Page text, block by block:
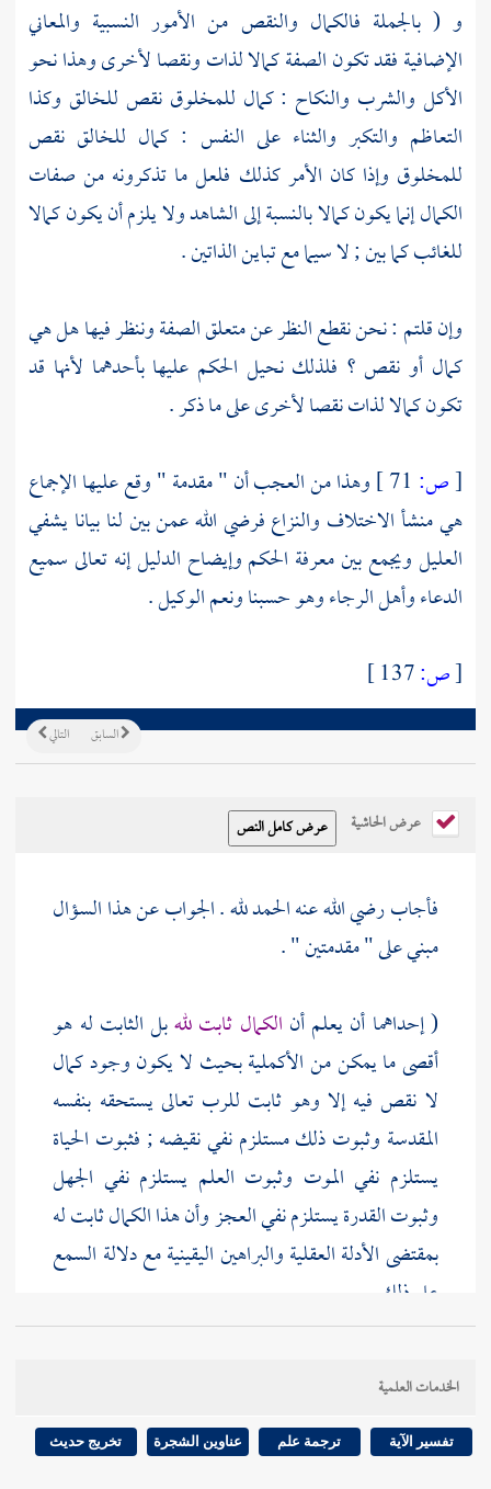
و ( بالجملة فالكمال والنقص من الأمور النسبية والمعاني
الإضافية فقد تكون الصفة كمالا لذات ونقصا لأخرى وهذا نحو
الأكل والشرب والنكاح : كمال للمخلوق نقص للخالق وكذا
التعاظم والتكبر والثناء على النفس : كمال للخالق نقص
للمخلوق وإذا كان الأمر كذلك فلعل ما تذكرونه من صفات
الكمال إنما يكون كمالا بالنسبة إلى الشاهد ولا يلزم أن يكون كمالا
للغائب كما بين ; لا سيما مع تباين الذاتين .
وإن قلتم : نحن نقطع النظر عن متعلق الصفة وننظر فيها هل هي
كمال أو نقص ؟ فلذلك نحيل الحكم عليها بأحدهما لأنها قد
تكون كمالا لذات نقصا لأخرى على ما ذكر .
[ص:
وهذا من العجب أن " مقدمة " وقع عليها الإجماع
هي منشأ الاختلاف والنزاع فرضي الله عمن بين لنا بيانا يشفي
العليل ويجمع بين معرفة الحكم وإيضاح الدليل إنه تعالى سميع
الدعاء وأهل الرجاء وهو حسبنا ونعم الوكيل .
[ص:
التالي السابق
عرض الحاشية
فأجاب رضي الله عنه الحمد لله . الجواب عن هذا السؤال
مبني على " مقدمتين " .
( إحداهما أن يعلم أن الكمال ثابت للهبل الثابت له هو
أقصى ما يمكن من الأكملية بحيث لا يكون وجود كمال
لا نقص فيه إلا وهو ثابت للرب تعالى يستحقه بنفسه
المقدسة وثبوت ذلك مستلزم نفي نقيضه ; فثبوت الحياة
يستلزم نفي الموت وثبوت العلم يستلزم نفي الجهل
وثبوت القدرة يستلزم نفي العجز وأن هذا الكمال ثابت له
بمقتضى الأدلة العقلية والبراهين اليقينية مع دلالة السمع
على ذلك .
ودلالة القرآن على الأمور ( نوعان : ( أحدهما خبر الله
الصادق فما أخبر الله ورسوله به فهو حق كما أخبر الله به .الخدمات العلمية
تفسير الآية ترجمة علم عناوين الشجرة تخريج حديث